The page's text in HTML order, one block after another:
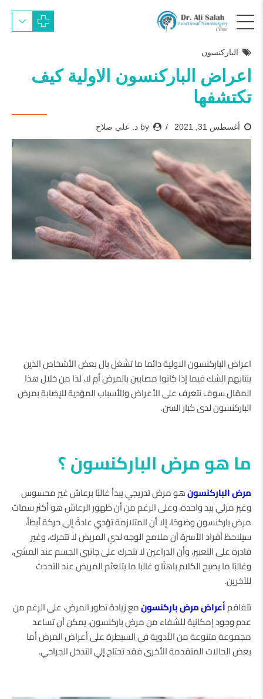
الباركنسون
اعراض الباركنسون الاولية كيف
تكتشفها
أغسطس 31, 2021 by د. علي صلاح
اعراض الباركنسون الاولية دائما ما تشغل بال بعض الأشخاص الذين
ينتابهم الشك فيما إذا كانوا مصابين بالمرض أم لا، لذا من خلال هذا
المقال سوف نتعرف على الأعراض والأسباب المؤدية للإصابة بمرض
الباركنسون لدى كبار السن.
ما هو مرض الباركنسون ؟
مرض الباركنسونهو مرض تدريجي يبدأ غالبًا برعاش غير محسوس
وغير مرئي بيد واحدة، وعلى الرغم من أن ظهور الرعاش هو أكثر سمات
مرض باركنسون وضوحًا، إلا أن المتلازمة تؤدي عادةً إلى حركة أبطأ،
سيلاحظ أفراد الأسرة أن ملامح الوجه لدي المريض لا تتحرك، وغير
قادرة على التعبير، وأن الذراعين لا تتحرك على جانبي الجسم عند المشي،
وغالبًا ما يصبح الكلام باهتًا و غالبا ما يتلعثم المريض عند التحدث
للآخرين.
تتفاقمأعراض مرض باركنسونمع زيادة تطور المرض، على الرغم من
عدم وجود إمكانية للشفاء من مرض باركنسون، يمكن أن تساعد
مجموعة متنوعة من الأدوية في السيطرة على أعراض المرض ​​أما
بعض الحالات المتقدمة الأخرى فقد تحتاج إلي التدخل الجراحي.